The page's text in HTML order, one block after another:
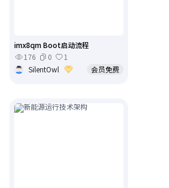
imx8qm Boot启动流程
176
0
1
SilentOwl
会员免费